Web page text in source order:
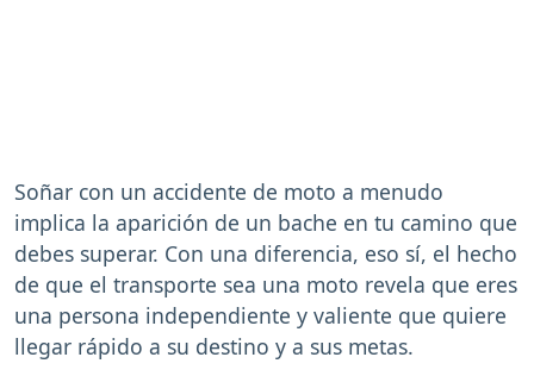
Soñar con un accidente de moto a menudo
implica la aparición de un bache en tu camino que
debes superar. Con una diferencia, eso sí, el hecho
de que el transporte sea una moto revela que eres
una persona independiente y valiente que quiere
llegar rápido a su destino y a sus metas.